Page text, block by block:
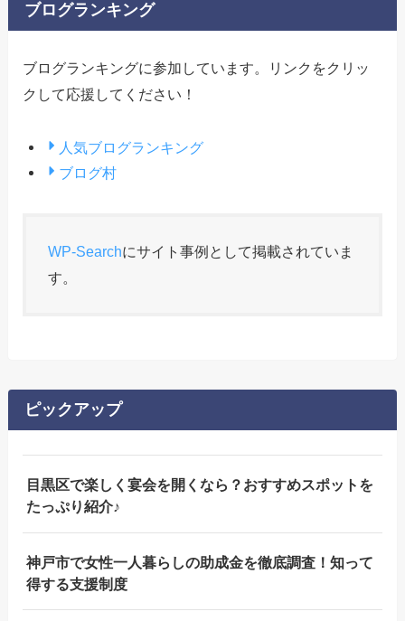
ブログランキング
ブログランキングに参加しています。リンクをクリッ
クして応援してください！
人気ブログランキング
ブログ村
WP-Searchにサイト事例として掲載されていま
す。
ピックアップ
目黒区で楽しく宴会を開くなら？おすすめスポットを
たっぷり紹介♪
神戸市で女性一人暮らしの助成金を徹底調査！知って
得する支援制度